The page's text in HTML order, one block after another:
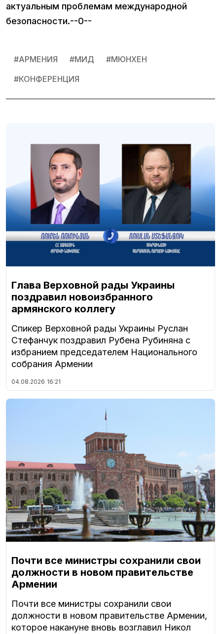
актуальным проблемам международной
безопасности.--0--
#АРМЕНИЯ #МИД #МЮНХЕН
#КОНФЕРЕНЦИЯ
Глава Верховной рады Украины
поздравил новоизбранного
армянского коллегу
Спикер Верховной рады Украины Руслан
Стефанчук поздравил Рубена Рубиняна с
избранием председателем Национального
собрания Армении
04.08.2026 16:21
Почти все министры сохранили свои
должности в новом правительстве
Армении
Почти все министры сохранили свои
должности в новом правительстве Армении,
которое накануне вновь возглавил Никол